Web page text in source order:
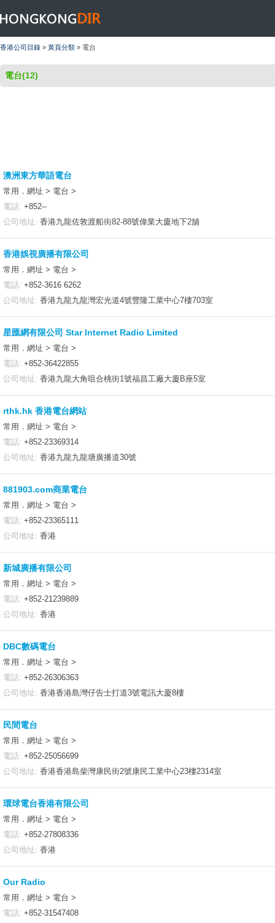
HONGKONGDIR
香港公司目錄 » 黃頁分類 » 電台
電台(12)
澳洲東方華語電台
常用．網址 > 電台 >
電話: +852--
公司地址: 香港九龍佐敦渡船街82-88號偉業大廈地下2舖
香港娛視廣播有限公司
常用．網址 > 電台 >
電話: +852-3616 6262
公司地址: 香港九龍九龍灣宏光道4號豐隆工業中心7樓703室
星匯網有限公司 Star Internet Radio Limited
常用．網址 > 電台 >
電話: +852-36422855
公司地址: 香港九龍大角咀合桃街1號福昌工廠大廈B座5室
rthk.hk 香港電台網站
常用．網址 > 電台 >
電話: +852-23369314
公司地址: 香港九龍九龍塘廣播道30號
881903.com商業電台
常用．網址 > 電台 >
電話: +852-23365111
公司地址: 香港
新城廣播有限公司
常用．網址 > 電台 >
電話: +852-21239889
公司地址: 香港
DBC數碼電台
常用．網址 > 電台 >
電話: +852-26306363
公司地址: 香港香港島灣仔告士打道3號電訊大廈8樓
民間電台
常用．網址 > 電台 >
電話: +852-25056699
公司地址: 香港香港島柴灣康民街2號康民工業中心23樓2314室
環球電台香港有限公司
常用．網址 > 電台 >
電話: +852-27808336
公司地址: 香港
Our Radio
常用．網址 > 電台 >
電話: +852-31547408